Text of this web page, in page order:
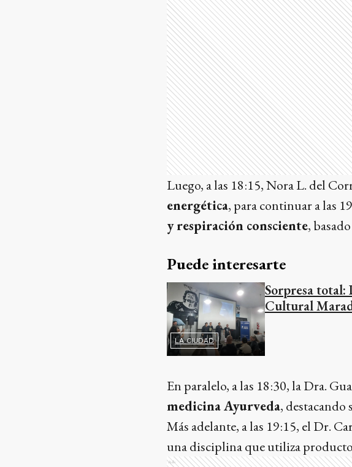
Luego, a las 18:15, Nora L. del
energética, para continuar a las
y respiración consciente,
Puede interesarte
LA CIUDAD
Sorpresa
Cultural
En paralelo, a las 18:30, la Dra.
medicina Ayurveda,
Más adelante, a las 19:15, el Dr.
una disciplina que utiliza
Ads